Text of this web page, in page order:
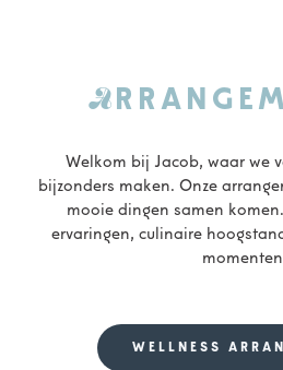
ARRANGEM
Welkom bij Jacob, waar we
bijzonders maken. Onze
mooie dingen samen
ervaringen, culinaire
WELLNESS